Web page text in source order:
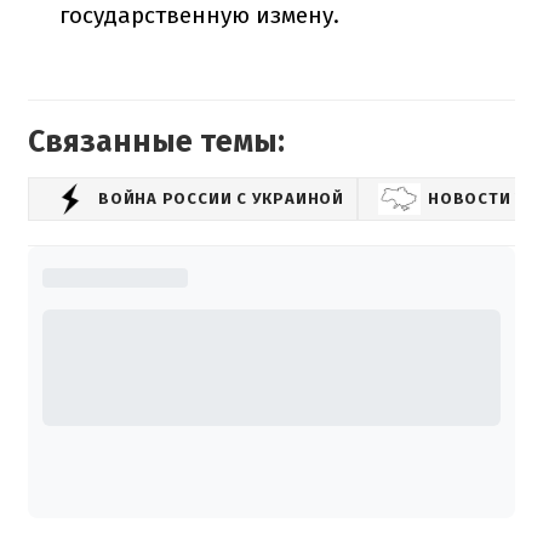
государственную измену.
Связанные темы:
ВОЙНА РОССИИ С УКРАИНОЙ НОВОСТИ